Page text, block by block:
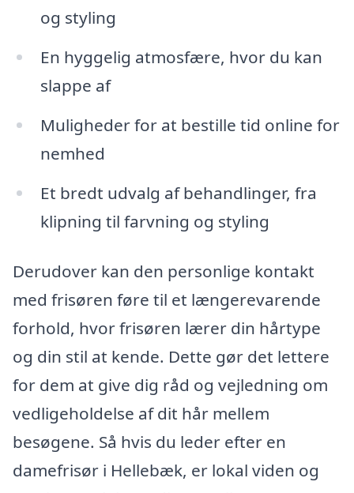
og styling
En hyggelig atmosfære, hvor du kan
slappe af
Muligheder for at bestille tid online for
nemhed
Et bredt udvalg af behandlinger, fra
klipning til farvning og styling
Derudover kan den personlige kontakt
med frisøren føre til et længerevarende
forhold, hvor frisøren lærer din hårtype
og din stil at kende. Dette gør det lettere
for dem at give dig råd og vejledning om
vedligeholdelse af dit hår mellem
besøgene. Så hvis du leder efter en
damefrisør i Hellebæk, er lokal viden og